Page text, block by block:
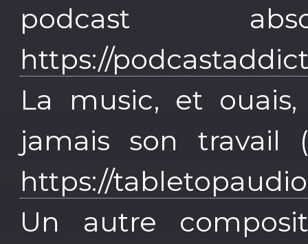
podcast
https://
La music, et
jamais son
https://
Un autre